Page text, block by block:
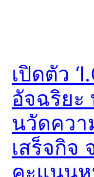
เปิดตัว
อัจฉริยะ
นวัดควา
เสร็จกิจ